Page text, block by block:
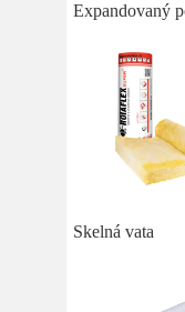
Expandovaný
Skelná vata